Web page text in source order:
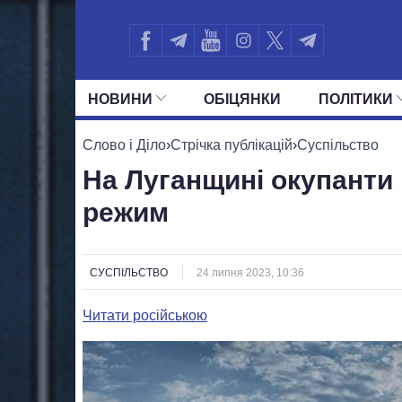
НОВИНИ ОБIЦЯНКИ ПОЛIТИКИ
УСІ ПОЛІТИКИ ПРЕЗИДЕНТ І ОФІС
Слово і Діло›Стрічка публікацій›Суспільство
На Луганщині
режим
СУСПІЛЬСТВО 24 липня 2023, 10:36
Читати російською